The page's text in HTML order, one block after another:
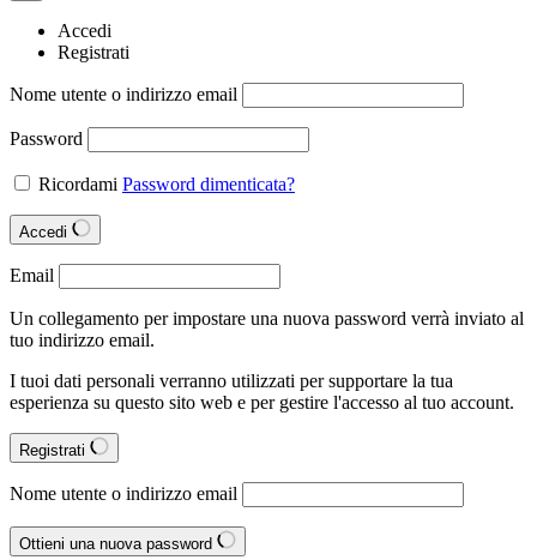
Accedi
Registrati
Nome utente o indirizzo email
Password
Ricordami Password dimenticata?
Accedi
Email
Un collegamento per impostare una nuova password verrà inviato al
tuo indirizzo email.
I tuoi dati personali verranno utilizzati per supportare la tua
esperienza su questo sito web e per gestire l'accesso al tuo account.
Registrati
Nome utente o indirizzo email
Ottieni una nuova password